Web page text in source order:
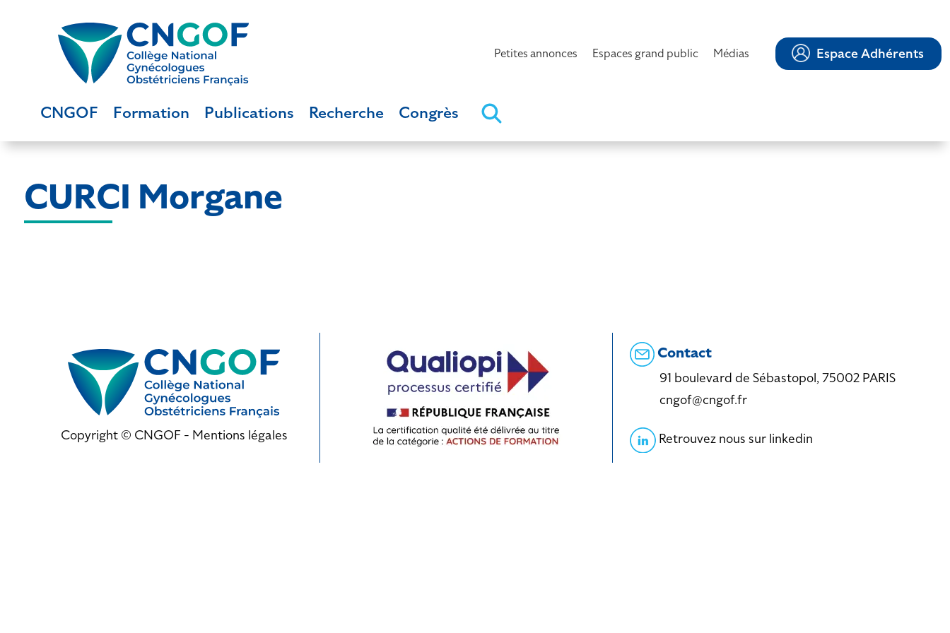
Petites annonces Espaces grand public Médias Espace Adhérents
CNGOF Formation Publications Recherche Congrès
CURCI Morgane
Copyright © CNGOF - Mentions légales
Contact
91 boulevard de Sébastopol, 75002 PARIS
cngof@cngof.fr
Retrouvez nous sur linkedin